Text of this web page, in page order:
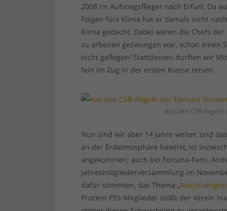
2008 im Aufstiegsflieger nach Erfurt. Da
Folgen fürs Klima hat er damals nicht
Klima gedacht. Dabei waren die Chefs
zu arbeiten gezwungen war, schon einen
nicht geflogen! Stattdessen durften wir
fein im Zug in der ersten Klasse reisen.
Aus den CSR-
Nun sind wir aber 14 Jahre weiter, und
an der Erdatmosphäre bewirkt, ist
angekommen; auch bei Fortuna-Fans.
Jahresmitgliederversammlung im
dafür stimmten, das Thema „
Prozent F95-Mitglieder stößt der Verein